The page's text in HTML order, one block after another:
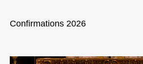
Confirmations 2026